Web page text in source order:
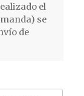
el
se
de